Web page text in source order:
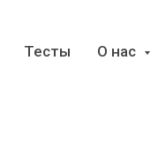
Тесты О нас